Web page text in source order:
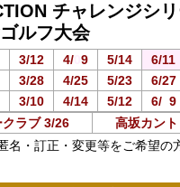
チャレンジシ
ルフ大会
3/12 4/0 9 5/14
6/11
3/28 4/25 5/23
6/27
3/10 4/14 5/12 6/0 9
ラブ 3/26
高坂カン
名・訂正・変更等をご希望